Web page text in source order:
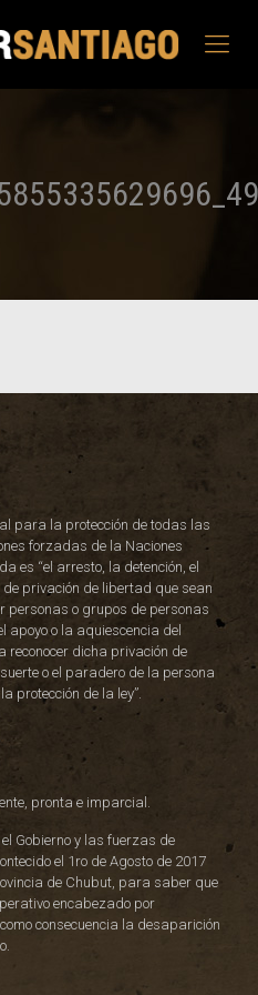
para la protección de todas las
forzadas de la Naciones
es “el arresto, la detención, el
privación de libertad que sean
personas o grupos de personas
apoyo o la aquiescencia del
reconocer dicha privación de
o el paradero de la persona
protección de la ley”.
pronta e imparcial.
Gobierno y las fuerzas de
el 1ro de Agosto de 2017
de Chubut, para saber que
encabezado por
consecuencia la desaparición